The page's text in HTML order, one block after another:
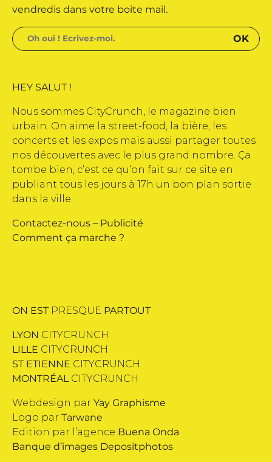
vendredis dans votre boite mail.
HEY SALUT !
Nous sommes CityCrunch, le magazine bien
urbain. On aime la street-food, la bière, les
concerts et les expos mais aussi partager toutes
nos découvertes avec le plus grand nombre. Ça
tombe bien, c’est ce qu’on fait sur ce site en
publiant tous les jours à 17h un bon plan sortie
dans la ville.
Contactez-nous – Publicité
Comment ça marche ?
ON EST PRESQUE PARTOUT
LYON CITYCRUNCH
LILLE CITYCRUNCH
ST ETIENNE CITYCRUNCH
MONTRÉALCITYCRUNCH
Webdesign par Yay Graphisme
Logo par Tarwane
Edition par l’agence Buena Onda
Banque d’images Depositphotos